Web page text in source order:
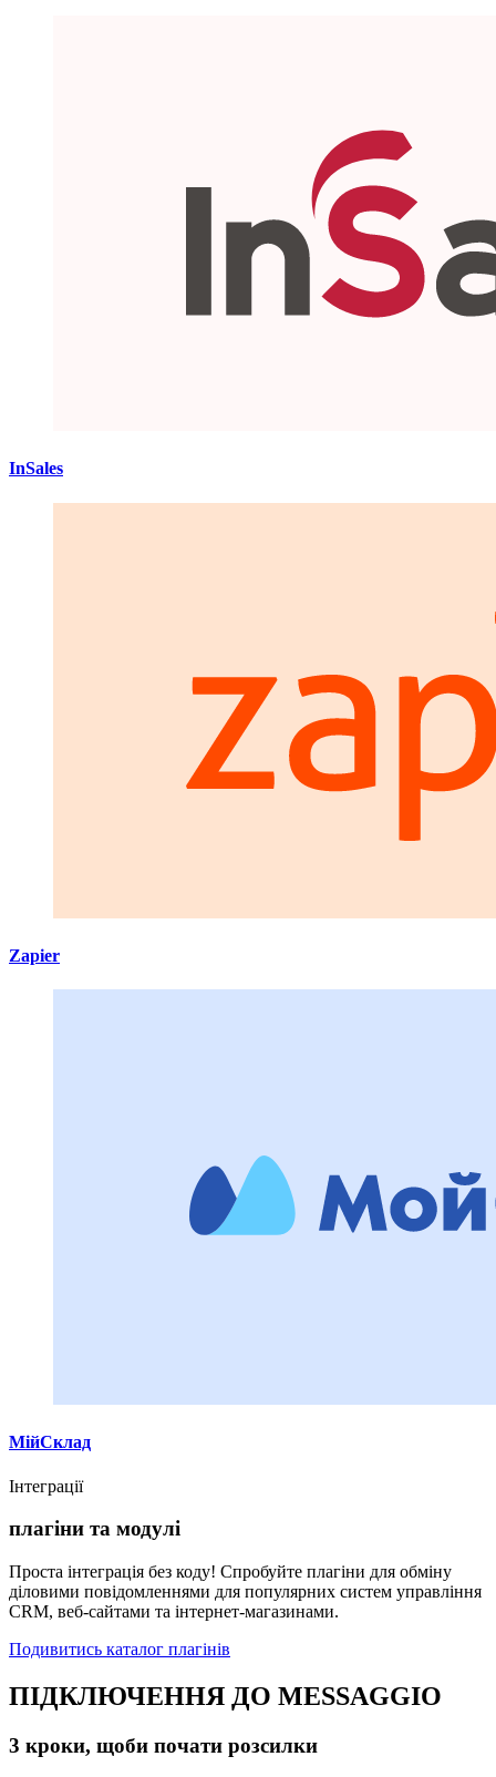
InSales
Zapier
МійСклад
Інтеграції
плагіни та модулі
Проста інтеграція без коду! Спробуйте плагіни для обміну
діловими повідомленнями для популярних систем управління
CRM, веб-сайтами та інтернет-магазинами.
Подивитись каталог плагінів
ПІДКЛЮЧЕННЯ ДО MESSAGGIO
3 кроки, щоби почати розсилки